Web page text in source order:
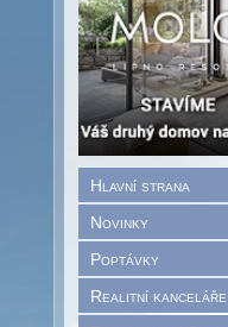
Hlavní strana
Novinky
Poptávky
Realitní kanceláře